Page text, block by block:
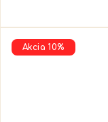
Akcia 10%